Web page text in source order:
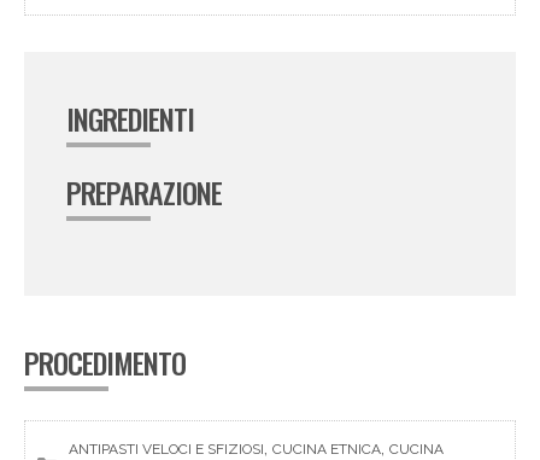
INGREDIENTI
PREPARAZIONE
PROCEDIMENTO
ANTIPASTI VELOCI E SFIZIOSI, CUCINA ETNICA, CUCINA